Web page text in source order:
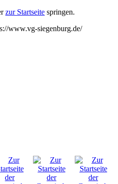
zur Startseite springen.
www.vg-siegenburg.de/